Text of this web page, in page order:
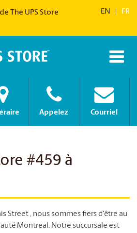
The UPS Store
EN FR
Appelez Courriel
#459 à
Street , nous sommes fiers d'être au
Montreal. Notre succursale est